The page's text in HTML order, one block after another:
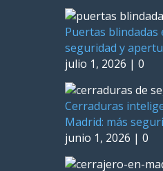
Puertas blindadas
seguridad y
julio 1, 2026 | 0
Cerraduras
Madrid: más
junio 1, 2026 | 0